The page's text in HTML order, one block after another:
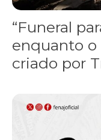
“Funeral
enquanto o
criado por
Assinada nova CCT